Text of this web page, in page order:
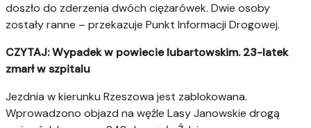
doszło do zderzenia dwóch ciężarówek. Dwie osoby
zostały ranne – przekazuje Punkt Informacji Drogowej.
CZYTAJ:Wypadek w powiecie lubartowskim. 23-latek
zmarł w szpitalu
Jezdnia w kierunku Rzeszowa jest zablokowana.
Wprowadzono objazd na węźle Lasy Janowskie drogą